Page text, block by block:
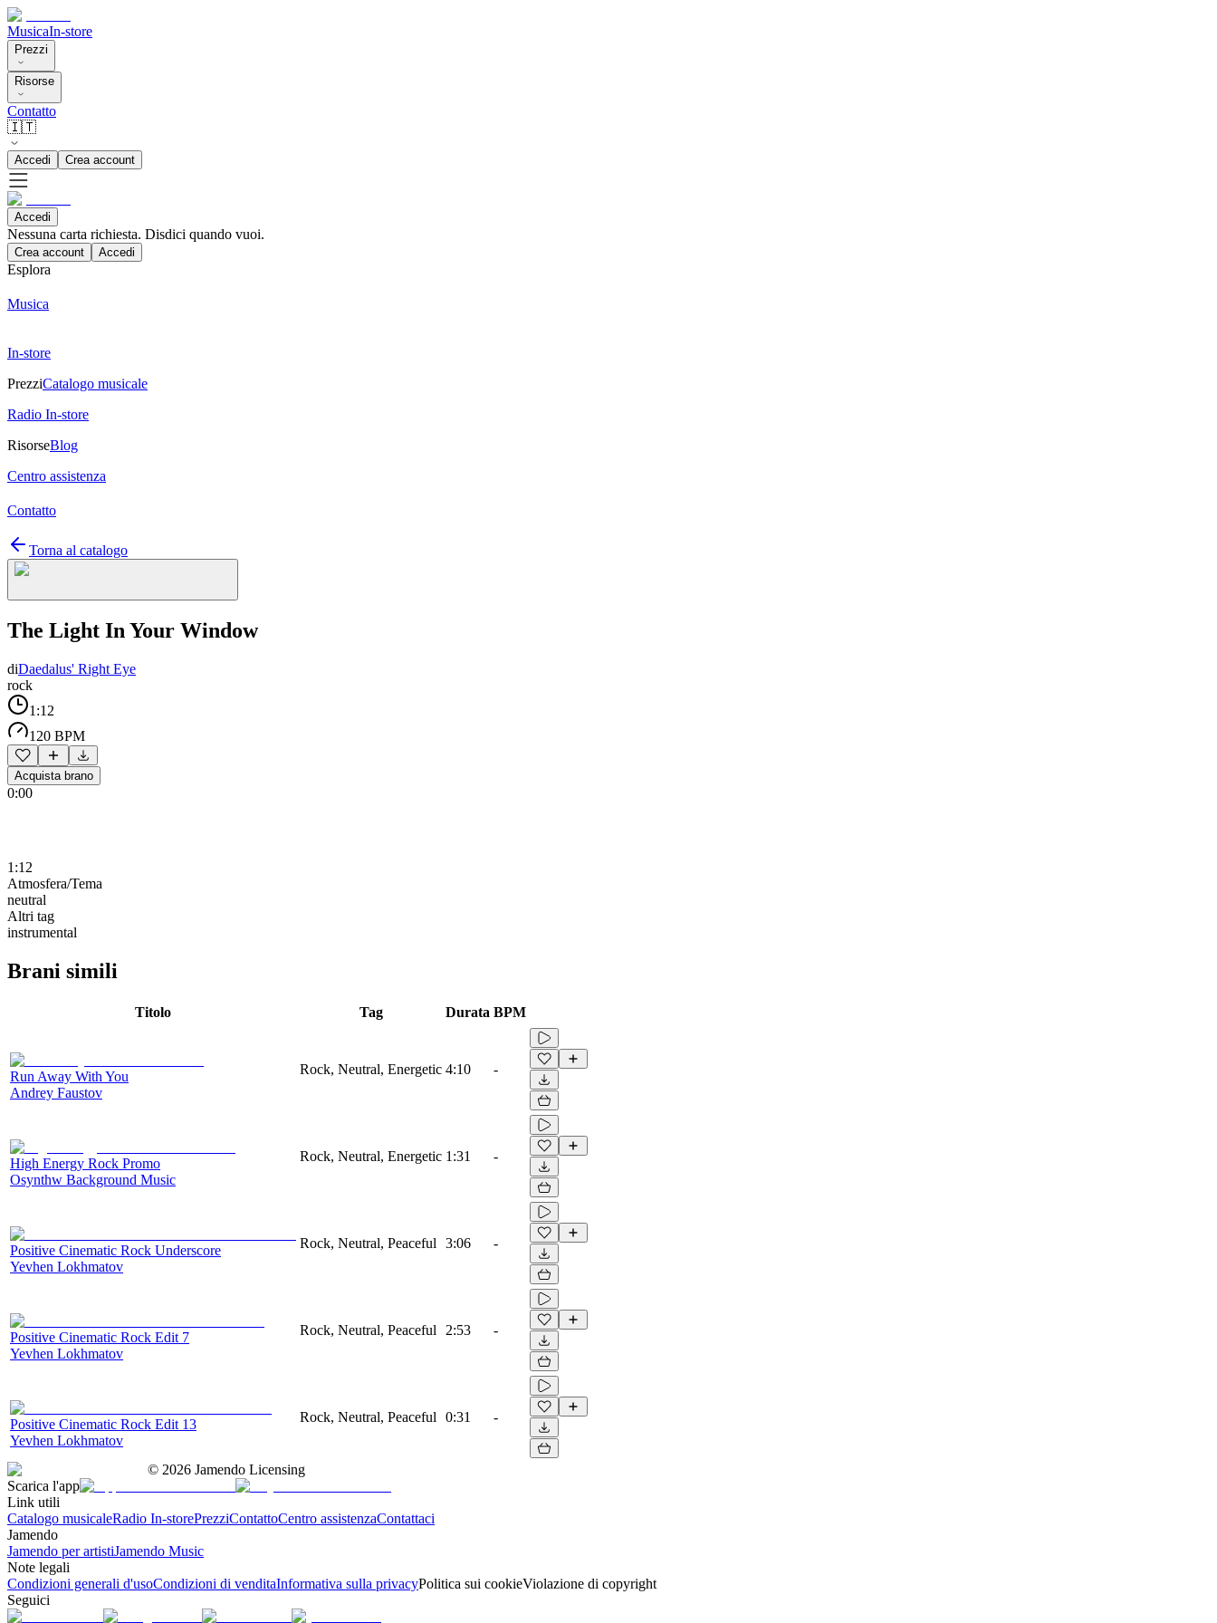
MusicaIn-store
Prezzi
Risorse
Contatto
🇮🇹
Accedi Crea account
Accedi
Nessuna carta richiesta. Disdici quando vuoi.
Crea account Accedi
Esplora
Musica
In-store
PrezziCatalogo musicale
Radio In-store
RisorseBlog
Centro assistenza
Contatto
Torna al catalogo
The Light In Your Window
diDaedalus' Right Eye
rock
1:12
120 BPM
Acquista brano
0:00
1:12
Atmosfera/Tema
neutral
Altri tag
instrumental
Brani simili
Titolo Tag Durata BPM
Run Away With You
Andrey Faustov
Rock, Neutral, Energetic 4:10 -
High Energy Rock Promo
Osynthw Background Music
Rock, Neutral, Energetic 1:31 -
Positive Cinematic Rock Underscore
Yevhen Lokhmatov
Rock, Neutral, Peaceful 3:06 -
Positive Cinematic Rock Edit 7
Yevhen Lokhmatov
Rock, Neutral, Peaceful 2:53 -
Positive Cinematic Rock Edit 13
Yevhen Lokhmatov
Rock, Neutral, Peaceful 0:31 -
© 2026 Jamendo Licensing
Scarica l'app
Link utili
Catalogo musicaleRadio In-storePrezziContattoCentro assistenzaContattaci
Jamendo
Jamendo per artistiJamendo Music
Note legali
Condizioni generali d'usoCondizioni di venditaInformativa sulla privacyPolitica sui cookieViolazione di copyright
Seguici